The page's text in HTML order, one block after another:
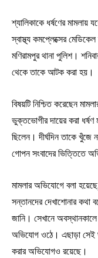
শ্যালিকাকে ধর্ষণের
স্বাস্থ্য কমপ্লেক্সের
মণিরামপুর থানা পুলিশ।
থেকে তাকে আটক করা হয়।
বিষয়টি নিশ্চিত করেছেন
ভুক্তভোগীর দায়ের করা
ছিলেন। দীর্ঘদিন তাকে খুঁজে
গোপন সংবাদের ভিত্তিতে
মামলার অভিযোগে বলা
সন্তানদের দেখাশোনার কথা
জানি। সেখানে
অভিযোগ ওঠে। এছাড়া সেই
করার অভিযোগও রয়েছে।